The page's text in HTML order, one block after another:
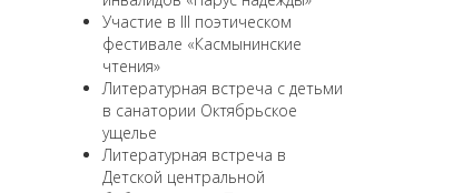
Участие в III поэтическом
фестивале «Касмынинские
чтения»
Литературная встреча с детьми
в санатории Октябрьское
ущелье
Литературная встреча в
Детской центральной